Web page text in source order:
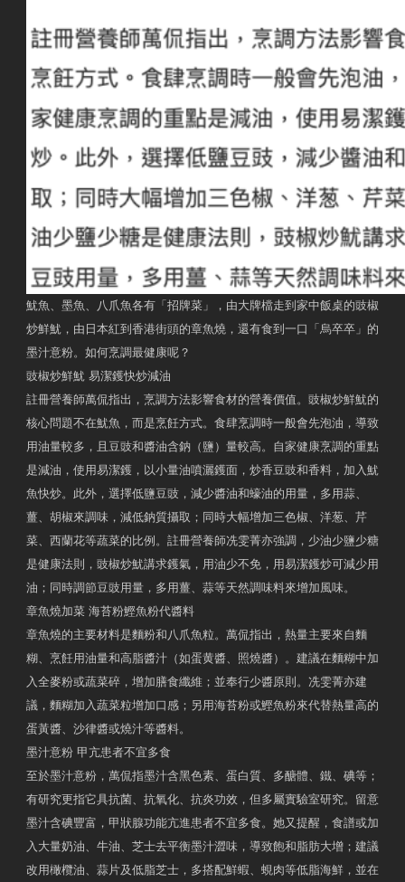
魷魚、墨魚、八爪魚各有「招牌菜」，由大牌檔走到家中飯桌的豉椒
炒鮮魷，由日本紅到香港街頭的章魚燒，還有食到一口「烏卒卒」的
墨汁意粉。如何烹調最健康呢？
豉椒炒鮮魷 易潔鑊快炒減油
註冊營養師萬侃指出，烹調方法影響食材的營養價值。豉椒炒鮮魷的
核心問題不在魷魚，而是烹飪方式。食肆烹調時一般會先泡油，導致
用油量較多，且豆豉和醬油含鈉（鹽）量較高。自家健康烹調的重點
是減油，使用易潔鑊，以小量油噴灑鑊面，炒香豆豉和香料，加入魷
魚快炒。此外，選擇低鹽豆豉，減少醬油和蠔油的用量，多用蒜、
薑、胡椒來調味，減低鈉質攝取；同時大幅增加三色椒、洋葱、芹
菜、西蘭花等蔬菜的比例。註冊營養師冼雯菁亦強調，少油少鹽少糖
是健康法則，豉椒炒魷講求鑊氣，用油少不免，用易潔鑊炒可減少用
油；同時調節豆豉用量，多用薑、蒜等天然調味料來增加風味。
章魚燒加菜 海苔粉鰹魚粉代醬料
章魚燒的主要材料是麵粉和八爪魚粒。萬侃指出，熱量主要來自麵
糊、烹飪用油量和高脂醬汁（如蛋黄醬、照燒醬）。建議在麵糊中加
入全麥粉或蔬菜碎，增加膳食纖維；並奉行少醬原則。冼雯菁亦建
議，麵糊加入蔬菜粒增加口感；另用海苔粉或鰹魚粉來代替熱量高的
蛋黃醬、沙律醬或燒汁等醬料。
墨汁意粉 甲亢患者不宜多食
至於墨汁意粉，萬侃指墨汁含黑色素、蛋白質、多醣體、鐵、碘等；
有研究更指它具抗菌、抗氧化、抗炎功效，但多屬實驗室研究。留意
墨汁含碘豐富，甲狀腺功能亢進患者不宜多食。她又提醒，食譜或加
入大量奶油、牛油、芝士去平衡墨汁澀味，導致飽和脂肪大增；建議
改用橄欖油、蒜片及低脂芝士，多搭配鮮蝦、蜆肉等低脂海鮮，並在